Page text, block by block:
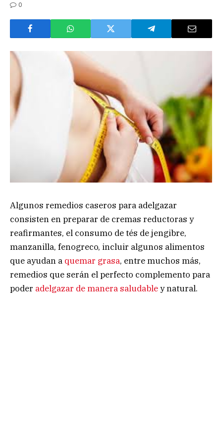
0
Algunos remedios caseros para adelgazar
consisten en preparar de cremas reductoras y
reafirmantes, el consumo de tés de jengibre,
manzanilla, fenogreco, incluir algunos alimentos
que ayudan a quemar grasa, entre muchos más,
remedios que serán el perfecto complemento para
poder adelgazar de manera saludabley natural.